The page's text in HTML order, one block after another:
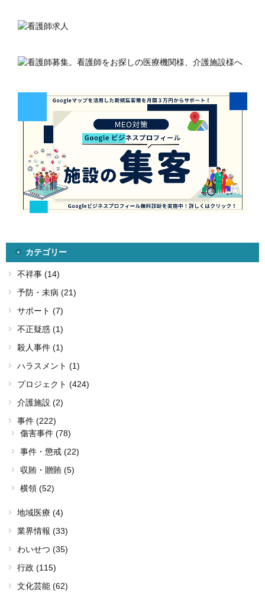
カテゴリー
不祥事 (14)
予防・未病 (21)
サポート (7)
不正疑惑 (1)
殺人事件 (1)
ハラスメント (1)
プロジェクト (424)
介護施設 (2)
事件 (222)
傷害事件 (78)
事件・懲戒 (22)
収賄・贈賄 (5)
横領 (52)
地域医療 (4)
業界情報 (33)
わいせつ (35)
行政 (115)
文化芸能 (62)